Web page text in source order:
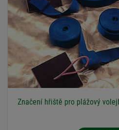
Značení hřiště pro plážový